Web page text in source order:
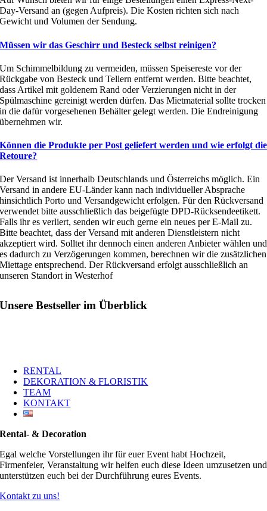
Day-Versand an (gegen Aufpreis). Die Kosten richten sich nach
Gewicht und Volumen der Sendung.
Müssen wir das Geschirr und Besteck selbst reinigen?
Um Schimmelbildung zu vermeiden, müssen Speisereste vor der
Rückgabe von Besteck und Tellern entfernt werden. Bitte beachtet,
dass Artikel mit goldenem Rand oder Verzierungen nicht in der
Spülmaschine gereinigt werden dürfen. Das Mietmaterial sollte trocken
in die dafür vorgesehenen Behälter gelegt werden. Die Endreinigung
übernehmen wir.
Können die Produkte per Post geliefert werden und wie erfolgt die
Retoure?
Der Versand ist innerhalb Deutschlands und Österreichs möglich. Ein
Versand in andere EU-Länder kann nach individueller Absprache
hinsichtlich Porto und Versandgewicht erfolgen. Für den Rückversand
verwendet bitte ausschließlich das beigefügte DPD-Rücksendeetikett.
Falls ihr es verliert, senden wir euch gerne ein neues per E-Mail zu.
Bitte beachtet, dass der Versand mit anderen Dienstleistern nicht
akzeptiert wird. Solltet ihr dennoch einen anderen Anbieter wählen und
es dadurch zu Verzögerungen kommen, berechnen wir die zusätzlichen
Miettage entsprechend. Der Rückversand erfolgt ausschließlich an
unseren Standort in Westerhof
Unsere Bestseller im Überblick
RENTAL
DEKORATION & FLORISTIK
TEAM
KONTAKT
Rental- & Decoration
Egal welche Vorstellungen ihr für euer Event habt Hochzeit,
Firmenfeier, Veranstaltung wir helfen euch diese Ideen umzusetzen und
unterstützen euch bei der Durchführung eures Events.
Kontakt zu uns!